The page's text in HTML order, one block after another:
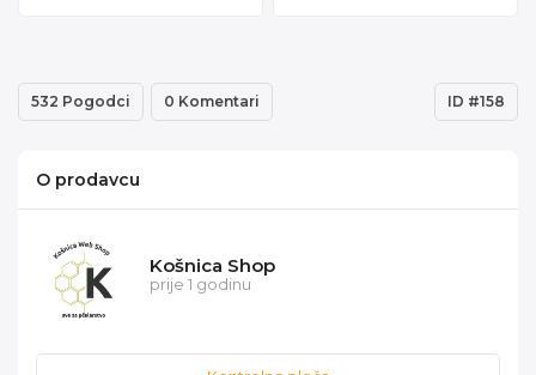
532 Pogodci 0 Komentari ID #158
O prodavcu
Košnica Shop
prije 1 godinu